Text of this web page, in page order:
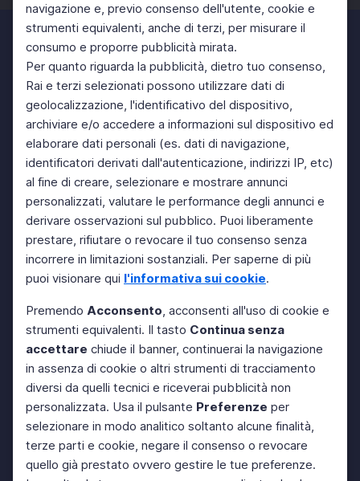
navigazione e, previo consenso dell'utente, cookie e
strumenti equivalenti, anche di terzi, per misurare il
consumo e proporre pubblicità mirata.
Per quanto riguarda la pubblicità, dietro tuo consenso,
Rai e terzi selezionati possono utilizzare dati di
geolocalizzazione, l'identificativo del dispositivo,
archiviare e/o accedere a informazioni sul dispositivo ed
elaborare dati personali (es. dati di navigazione,
identificatori derivati dall'autenticazione, indirizzi IP, etc)
al fine di creare, selezionare e mostrare annunci
personalizzati, valutare le performance degli annunci e
derivare osservazioni sul pubblico. Puoi liberamente
prestare, rifiutare o revocare il tuo consenso senza
incorrere in limitazioni sostanziali. Per saperne di più
puoi visionare qui l'informativa sui cookie.
Premendo Acconsento, acconsenti all'uso di cookie e
strumenti equivalenti. Il tasto Continua senza
accettare chiude il banner, continuerai la navigazione
in assenza di cookie o altri strumenti di tracciamento
diversi da quelli tecnici e riceverai pubblicità non
personalizzata. Usa il pulsante Preferenze per
selezionare in modo analitico soltanto alcune finalità,
terze parti e cookie, negare il consenso o revocare
quello già prestato ovvero gestire le tue preferenze.